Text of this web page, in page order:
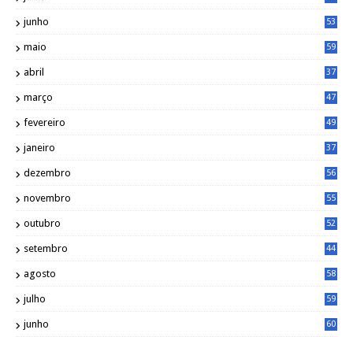
junho 53
maio 59
abril 37
março 47
fevereiro 49
janeiro 37
dezembro 56
novembro 55
outubro 52
setembro 44
agosto 58
julho 59
junho 60